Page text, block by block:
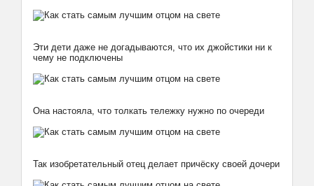
Эти дети даже не догадываются, что их джойстики ни к
чему не подключены
Она настояла, что толкать тележку нужно по очереди
Так изобретательный отец делает причёску своей дочери